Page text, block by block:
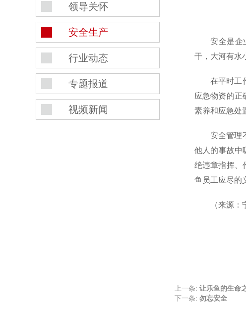
领导关怀
安全生产
行业动态
专题报道
视频新闻
安全是企
干，大河有水
在平时工
应急物资的正
素养和应急处
安全管理
他人的事故中
绝违章指挥、
鱼员工应尽的
（来源：
上一条: 让乐鱼的生命
下一条: 勿忘安全